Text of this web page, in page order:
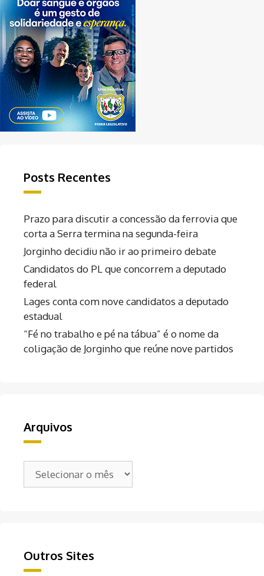
Posts Recentes
Prazo para discutir a concessão da ferrovia que
corta a Serra termina na segunda-feira
Jorginho decidiu não ir ao primeiro debate
Candidatos do PL que concorrem a deputado
federal
Lages conta com nove candidatos a deputado
estadual
“Fé no trabalho e pé na tábua” é o nome da
coligação de Jorginho que reúne nove partidos
Arquivos
Arquivos
Outros Sites